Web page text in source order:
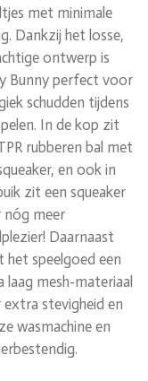
met minimale
Dankzij het losse,
ontwerp is
Bunny perfect voor
schudden tijdens
In de kop zit
rubberen bal met
en ook in
zit een squeaker
meer
Daarnaast
het speelgoed een
laag mesh-materiaal
stevigheid en
wasmachine en